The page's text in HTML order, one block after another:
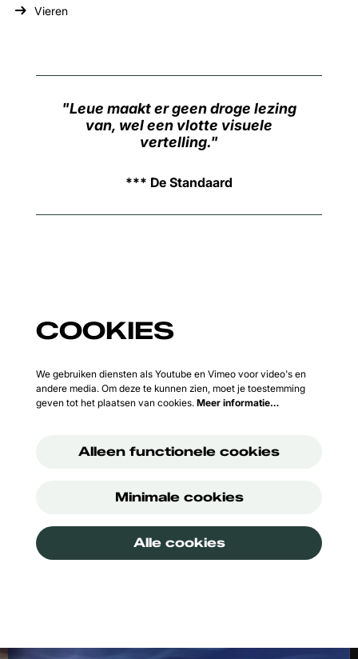
Vieren
Leue maakt er geen droge lezing
van, wel een vlotte visuele
vertelling.
*** De Standaard
COOKIES
We gebruiken diensten als Youtube en Vimeo voor video's en
andere media. Om deze te kunnen zien, moet je toestemming
geven tot het plaatsen van cookies. Meer informatie…
Alleen functionele cookies
Minimale cookies
Alle cookies
Overslaan